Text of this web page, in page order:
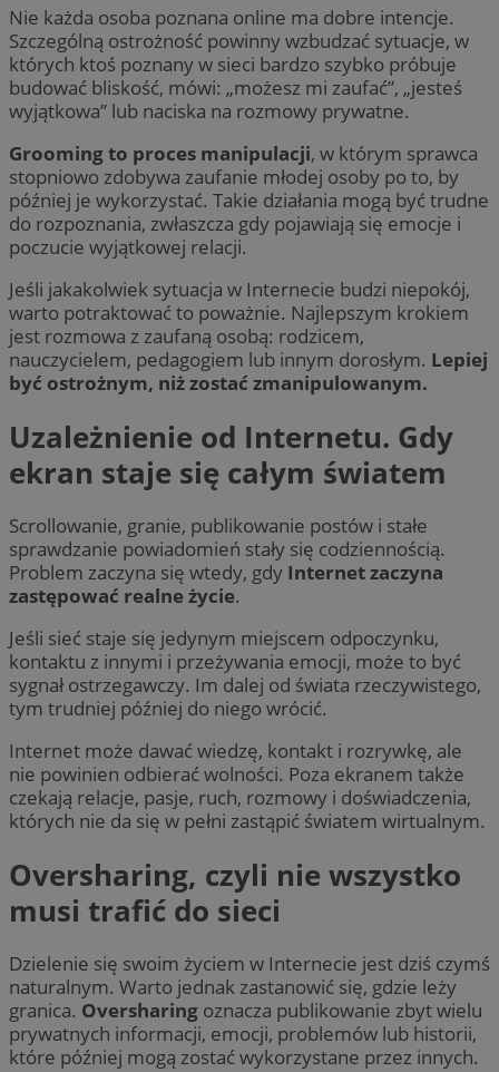
Nie każda osoba poznana online ma dobre intencje.
Szczególną ostrożność powinny wzbudzać sytuacje, w
których ktoś poznany w sieci bardzo szybko próbuje
budować bliskość, mówi: „możesz mi zaufać”, „jesteś
wyjątkowa” lub naciska na rozmowy prywatne.
Grooming to proces manipulacji, w którym sprawca
stopniowo zdobywa zaufanie młodej osoby po to, by
później je wykorzystać. Takie działania mogą być trudne
do rozpoznania, zwłaszcza gdy pojawiają się emocje i
poczucie wyjątkowej relacji.
Jeśli jakakolwiek sytuacja w Internecie budzi niepokój,
warto potraktować to poważnie. Najlepszym krokiem
jest rozmowa z zaufaną osobą: rodzicem,
nauczycielem, pedagogiem lub innym dorosłym. Lepiej
być ostrożnym, niż zostać zmanipulowanym.
Uzależnienie od Internetu. Gdy
ekran staje się całym światem
Scrollowanie, granie, publikowanie postów i stałe
sprawdzanie powiadomień stały się codziennością.
Problem zaczyna się wtedy, gdy Internet zaczyna
zastępować realne życie.
Jeśli sieć staje się jedynym miejscem odpoczynku,
kontaktu z innymi i przeżywania emocji, może to być
sygnał ostrzegawczy. Im dalej od świata rzeczywistego,
tym trudniej później do niego wrócić.
Internet może dawać wiedzę, kontakt i rozrywkę, ale
nie powinien odbierać wolności. Poza ekranem także
czekają relacje, pasje, ruch, rozmowy i doświadczenia,
których nie da się w pełni zastąpić światem wirtualnym.
Oversharing, czyli nie wszystko
musi trafić do sieci
Dzielenie się swoim życiem w Internecie jest dziś czymś
naturalnym. Warto jednak zastanowić się, gdzie leży
granica. Oversharing oznacza publikowanie zbyt wielu
prywatnych informacji, emocji, problemów lub historii,
które później mogą zostać wykorzystane przez innych.